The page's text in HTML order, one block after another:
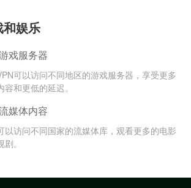
和娱乐
戏服务器
可以访问不同地区的游戏服务器，享受更多
容和更低的延迟。
媒体内容
以访问不同国家的流媒体库，观看更多的电影
。